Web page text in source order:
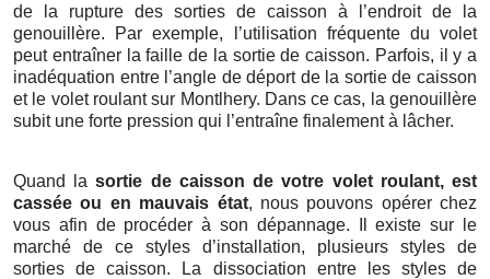
de la rupture des sorties de caisson à l’endroit de la
genouillère. Par exemple, l’utilisation fréquente du volet
peut entraîner la faille de la sortie de caisson. Parfois, il y a
inadéquation entre l’angle de déport de la sortie de caisson
et le volet roulant sur Montlhery. Dans ce cas, la genouillère
subit une forte pression qui l’entraîne finalement à lâcher.
Quand lasortie de caisson de votre volet roulant, est
cassée ou en mauvais état, nous pouvons opérer chez
vous afin de procéder à son dépannage. Il existe sur le
marché de ce styles d’installation, plusieurs styles de
sorties de caisson. La dissociation entre les styles de